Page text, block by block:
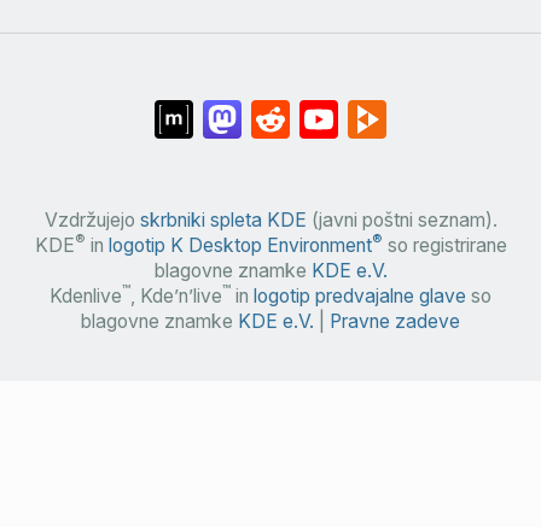
Vzdržujejo skrbniki spleta KDE (javni poštni seznam).
KDE® in logotip K Desktop Environment® so registrirane
blagovne znamke KDE e.V.
Kdenlive™ , Kde’n’live™ in logotip predvajalne glave so
blagovne znamke KDE e.V. Pravne zadeve